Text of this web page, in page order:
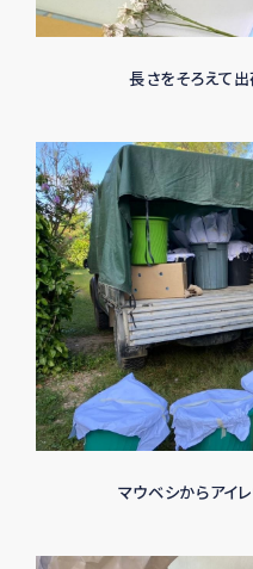
長さをそろえて
マウベシからアイ